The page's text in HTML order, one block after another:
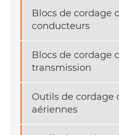
Blocs de cordage
conducteurs
Blocs de cordage
transmission
Outils de cordage
aériennes